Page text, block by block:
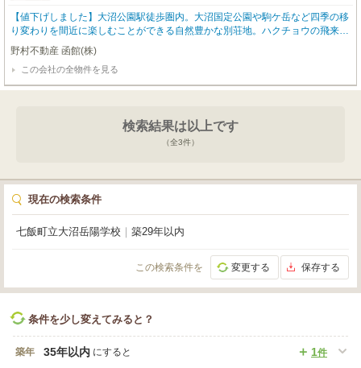
【値下げしました】大沼公園駅徒歩圏内。大沼国定公園や駒ケ岳など四季の移
り変わりを間近に楽しむことができる自然豊かな別荘地。ハクチョウの飛来地
としても有名な大沼周辺は、夏場は大沼を周回するサイクリングや駒ケ岳登
山、釣りや乗馬、冬場はワカサギ釣りなど、レジャーも豊富です。居住用でな
く、別荘や民泊としての活用をお考えの方にもおすすめ。
野村不動産 函館(株)
この会社の全物件を見る
検索結果は以上です
（全3件）
現在の検索条件
七飯町立大沼岳陽学校 築29年以内
この検索条件を 変更する 保存する
条件を少し変えてみると？
築年 1件
35年以内 にすると